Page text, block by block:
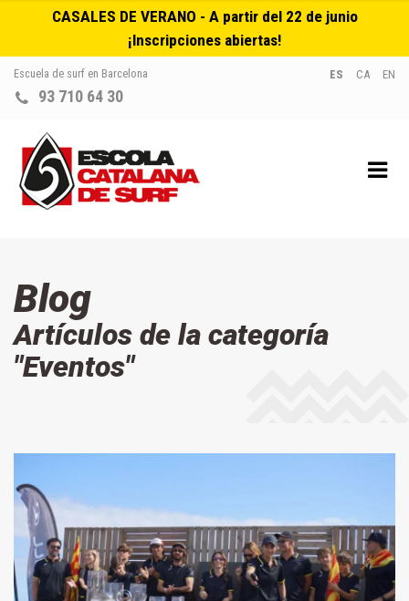
CASALES DE VERANO - A partir del 22 de junio
¡Inscripciones abiertas!
Escuela de surf en Barcelona
93 710 64 30
ES CA EN
Blog
Artículos de la categoría
"Eventos"